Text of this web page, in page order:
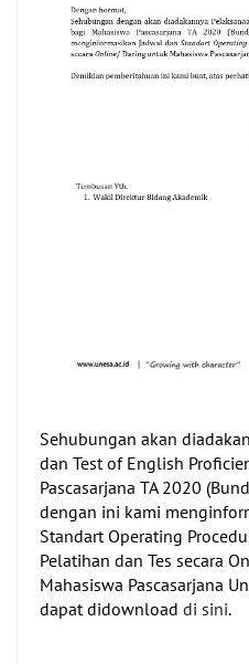
Sehubungan akan
dan Test of English
Pascasarjana TA 2020
dengan ini kami
Standart Operating
Pelatihan dan Tes secara
Mahasiswa Pascasarjana
dapat didownload di sini.